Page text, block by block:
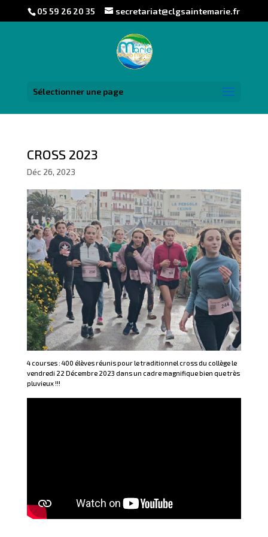
05 59 26 20 35 secretariat@clgsaintemarie.fr
Sélectionner une page
CROSS 2023
Déc 26, 2023
4 courses : 400 élèves réunis pour le traditionnel cross du collège le
vendredi 22 Décembre 2023 dans un cadre magnifique bien que très
pluvieux !!!